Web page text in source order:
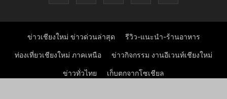
ข่าวเชียงใหม่ ข่าวด่วนล่าสุด รีวิว-แนะนำ-ร้านอาหาร
ท่องเที่ยวเชียงใหม่ ภาคเหนือ ข่าวกิจกรรม งานอีเวนท์เชียงใหม่
ข่าวทั่วไทย เก็บตกจากโซเชียล